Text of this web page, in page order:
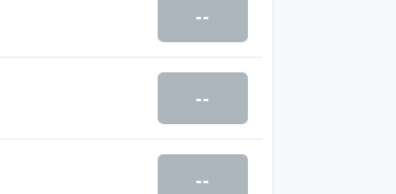
--
--
--